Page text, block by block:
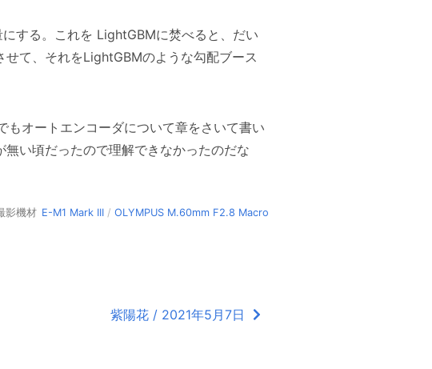
する。これを LightGBMに焚べると、だい
て、それをLightGBMのような勾配ブース
もオートエンコーダについて章をさいて書い
い頃だったので理解できなかったのだな
影機材 E-M1 Mark III / OLYMPUS M.60mm F2.8 Macro
紫陽花 / 2021年5月7日